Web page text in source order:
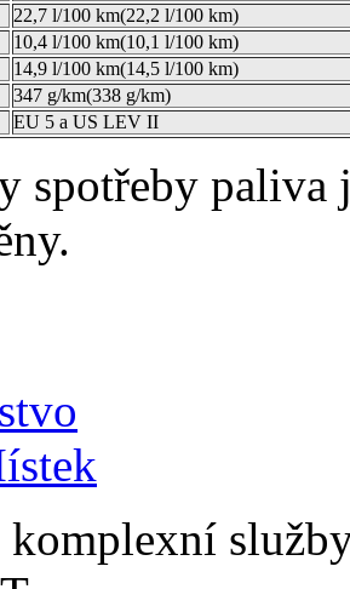
22,7 l/100 km(22,2 l/100 km)
10,4 l/100 km(10,1 l/100 km)
14,9 l/100 km(14,5 l/100 km)
347 g/km(338 g/km)
EU 5 a US LEV II
spotřeby paliva
komplexní